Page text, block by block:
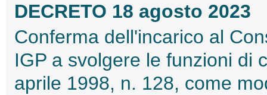
DECRETO 18 agosto 2023
Conferma dell'incarico al
IGP a svolgere le funzioni di
aprile 1998, n. 128, come